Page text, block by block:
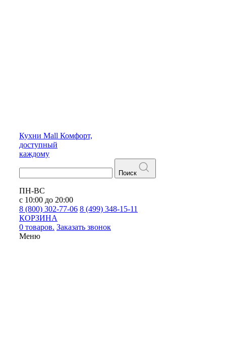
Кухни Mall Комфорт,
доступный
каждому
Поиск
ПН-ВС
с 10:00 до 20:00
8 (800) 302-77-06 8 (499) 348-15-11
КОРЗИНА
0 товаров. Заказать звонок
Меню